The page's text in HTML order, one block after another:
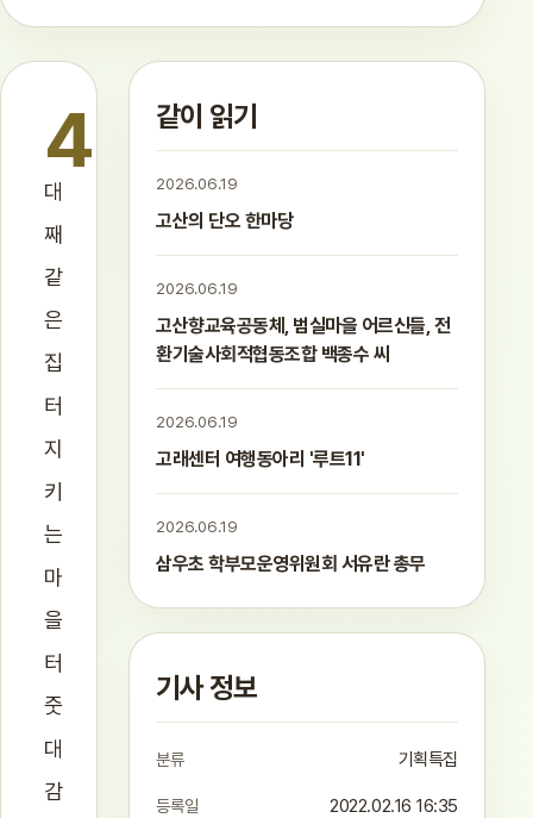
4
대
째
같
은
집
터
지
키
는
마
을
터
줏
대
감
같이 읽기
2026.06.19
고산의 단오 한마당
2026.06.19
고산향교육공동체, 범실마을 어르신들, 전
환기술사회적협동조합 백종수 씨
2026.06.19
고래센터 여행동아리 '루트11'
2026.06.19
삼우초 학부모운영위원회 서유란 총무
기사 정보
분류 기획특집
등록일 2022.02.16 16:35